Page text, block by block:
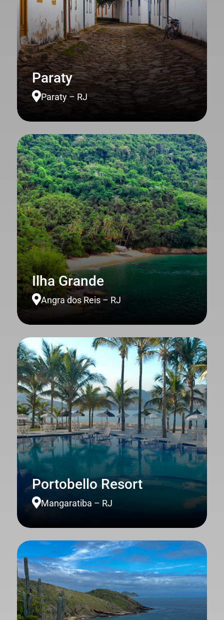
Paraty
Paraty – RJ
Ilha Grande
Angra dos Reis – RJ
Portobello Resort
Mangaratiba – RJ